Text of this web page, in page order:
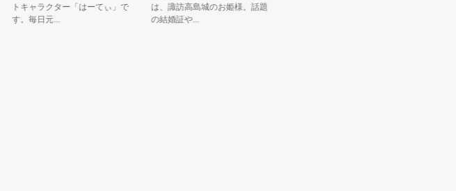
トキャラクター「はーてぃ」で
す。毎日元...
は、諏訪高島城のお姫様。話題
の結婚証や...